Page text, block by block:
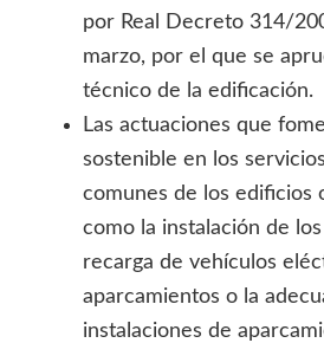
por Real Decreto 314/
marzo, por el que se
técnico de la edificación.
Las actuaciones que
sostenible en los
comunes de los edificios
como la instalación de
recarga de vehículos
aparcamientos o la
instalaciones de